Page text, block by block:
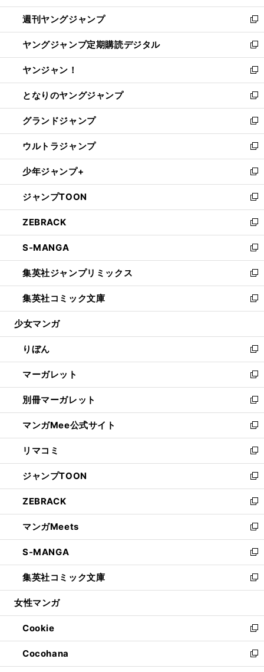
開
く
ウ
で
開
く
ン
ド
ウ
で
開
く
ウ
ィ
ン
ド
ウ
で
開
く
週刊ヤングジャンプ
新
し
い
ウ
ィ
ン
ド
ウ
で
開
く
ヤングジャンプ定期購読デジタル
新
し
い
ウ
ィ
ン
ド
ウ
で
開
く
ヤンジャン！
新
し
い
ウ
ィ
ン
ド
ウ
で
開
く
となりのヤングジャンプ
新
し
い
ウ
ィ
ン
ド
ウ
で
開
く
グランドジャンプ
新
し
い
ウ
ィ
ン
ド
ウ
で
開
く
ウルトラジャンプ
新
し
い
ウ
ィ
ン
ド
ウ
で
開
く
少年ジャンプ+
新
し
い
ウ
ィ
ン
ド
ウ
で
開
く
ジャンプTOON
新
し
い
ウ
ィ
ン
ド
ウ
で
開
ZEBRACK
新
し
い
ウ
ィ
ン
ド
ウ
開
く
S-MANGA
新
し
い
ウ
ィ
ン
ウ
で
開
く
集英社ジャンプリミックス
新
し
い
ウ
ン
ド
ウ
で
開
く
集英社コミック文庫
新
し
ウ
ィ
ン
ド
ウ
で
開
く
少女マンガ
りぼん
新
し
い
ウ
ィ
ン
ド
ウ
で
開
く
マーガレット
新
し
い
ウ
ィ
ン
ド
ウ
で
開
く
別冊マーガレット
新
し
い
ウ
ィ
ン
ド
ウ
で
開
く
マンガMee公式サイト
新
し
い
ウ
ィ
ン
ド
ウ
で
開
く
リマコミ
新
し
い
ウ
ィ
ン
ド
ウ
で
開
く
ジャンプTOON
新
し
い
ウ
ィ
ン
ド
ウ
で
開
ZEBRACK
新
し
い
ウ
ィ
ン
ド
ウ
開
く
マンガMeets
新
し
い
ウ
ィ
ン
ウ
で
開
く
S-MANGA
新
し
い
ウ
ン
ド
ウ
で
開
集英社コミック文庫
新
し
ウ
ィ
ン
ド
ウ
女性マンガ
Cookie
新
し
い
ウ
Cocohana
新
し